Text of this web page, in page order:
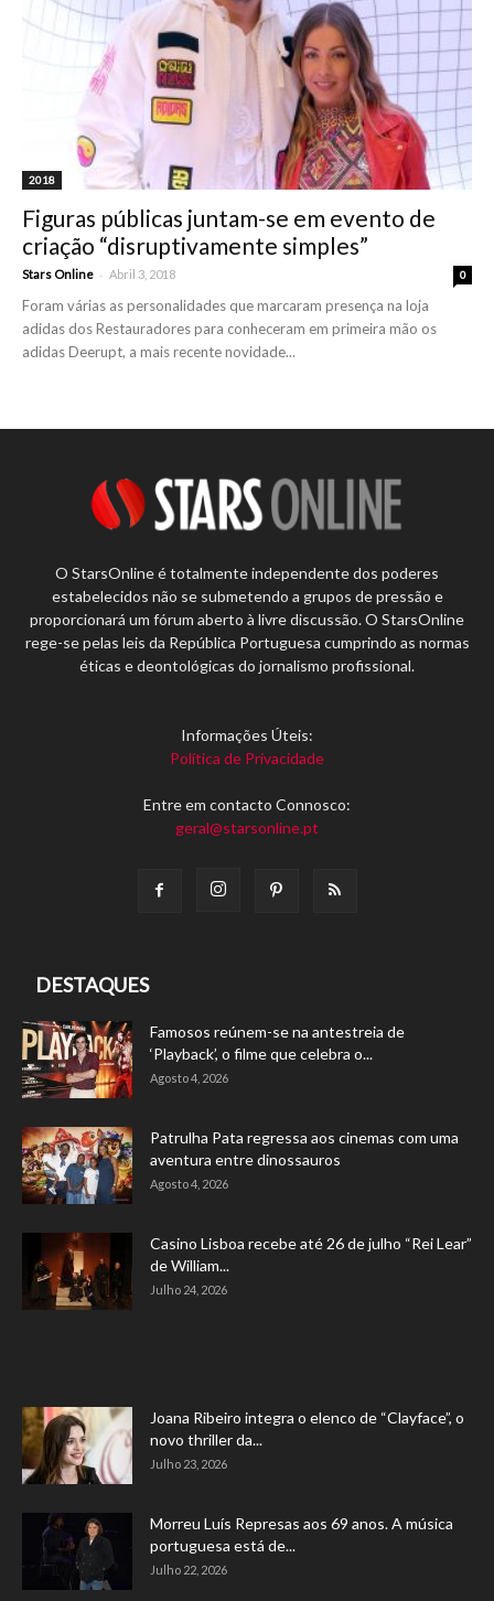
2018
Figuras públicas juntam-se em evento de
criação “disruptivamente simples”
Stars Online - Abril 3, 2018 0
Foram várias as personalidades que marcaram presença na loja
adidas dos Restauradores para conheceram em primeira mão os
adidas Deerupt, a mais recente novidade...
O StarsOnline é totalmente independente dos poderes
estabelecidos não se submetendo a grupos de pressão e
proporcionará um fórum aberto à livre discussão. O StarsOnline
rege-se pelas leis da República Portuguesa cumprindo as normas
éticas e deontológicas do jornalismo profissional.
Informações Úteis:
Política de Privacidade
Entre em contacto Connosco:
geral@starsonline.pt
DESTAQUES
Famosos reúnem-se na antestreia de
‘Playback’, o filme que celebra o...
Agosto 4, 2026
Patrulha Pata regressa aos cinemas com uma
aventura entre dinossauros
Agosto 4, 2026
Casino Lisboa recebe até 26 de julho “Rei Lear”
de William...
Julho 24, 2026
Joana Ribeiro integra o elenco de “Clayface”, o
novo thriller da...
Julho 23, 2026
Morreu Luís Represas aos 69 anos. A música
portuguesa está de...
Julho 22, 2026